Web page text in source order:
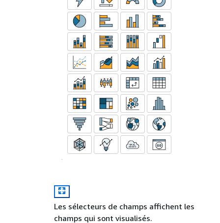
Les sélecteurs de champs affichent les
champs qui sont visualisés.